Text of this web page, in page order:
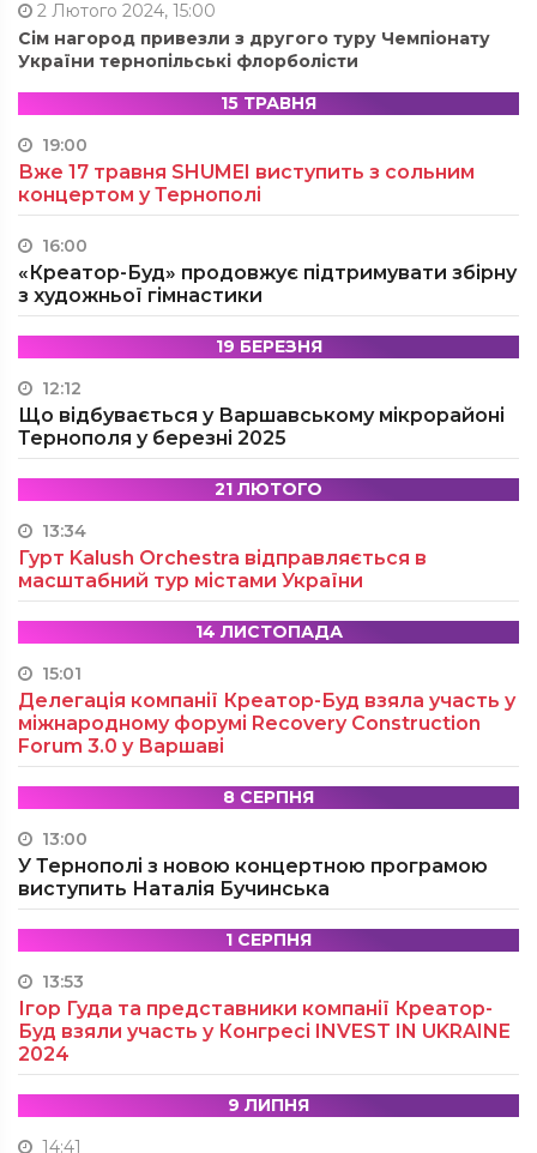
2 Лютого 2024, 15:00
Сім нагород привезли з другого туру Чемпіонату
України тернопільські флорболісти
15 ТРАВНЯ
19:00
Вже 17 травня SHUMEI виступить з сольним
концертом у Тернополі
16:00
«Креатор-Буд» продовжує підтримувати збірну
з художньої гімнастики
19 БЕРЕЗНЯ
12:12
Що відбувається у Варшавському мікрорайоні
Тернополя у березні 2025
21 ЛЮТОГО
13:34
Гурт Kalush Orchestra відправляється в
масштабний тур містами України
14 ЛИСТОПАДА
15:01
Делегація компанії Креатор-Буд взяла участь у
міжнародному форумі Recovery Construction
Forum 3.0 у Варшаві
8 СЕРПНЯ
13:00
У Тернополі з новою концертною програмою
виступить Наталія Бучинська
1 СЕРПНЯ
13:53
Ігор Гуда та представники компанії Креатор-
Буд взяли участь у Конгресі INVEST IN UKRAINE
2024
9 ЛИПНЯ
14:41